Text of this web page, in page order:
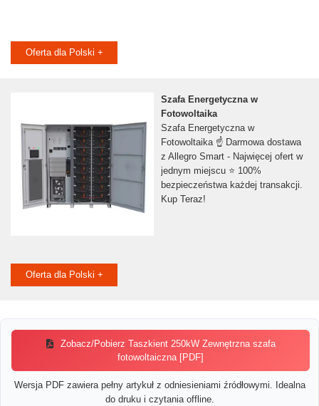
Oferta dla Polski +
Szafa Energetyczna w
Fotowoltaika
Szafa Energetyczna w
Fotowoltaika ☝ Darmowa dostawa
z Allegro Smart - Najwięcej ofert w
jednym miejscu ⭐ 100%
bezpieczeństwa każdej transakcji.
Kup Teraz!
Oferta dla Polski +
Zobacz/Pobierz Taszkient 250kW Zewnętrzna szafa
fotowoltaiczna [PDF]
Wersja PDF zawiera pełny artykuł z odniesieniami źródłowymi. Idealna
do druku i czytania offline.